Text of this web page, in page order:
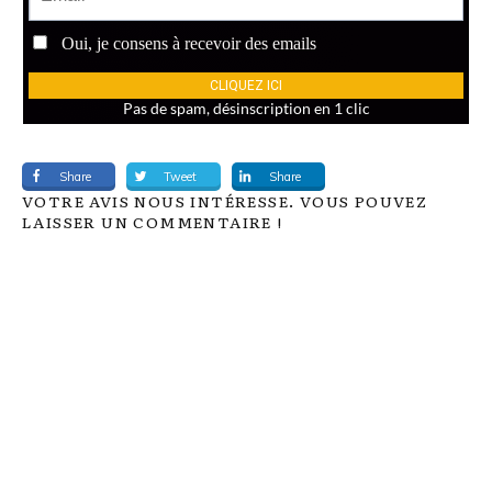
Share Tweet Share
VOTRE AVIS NOUS INTÉRESSE. VOUS POUVEZ
LAISSER UN COMMENTAIRE !